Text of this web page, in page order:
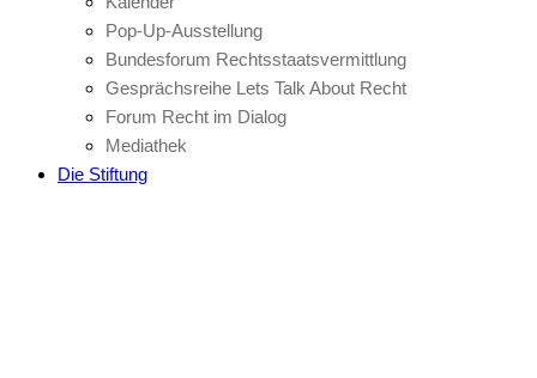
Pop-Up-Ausstellung
Bundesforum Rechtsstaatsvermittlung
Gesprächsreihe Lets Talk About Recht
Forum Recht im Dialog
Mediathek
Die Stiftung